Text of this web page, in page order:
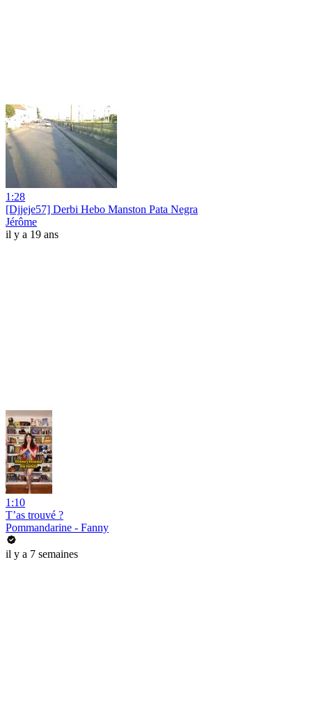
1:28
[Djjeje57] Derbi Hebo Manston Pata Negra
Jérôme
il y a 19 ans
1:10
T’as trouvé ?
Pommandarine - Fanny
il y a 7 semaines